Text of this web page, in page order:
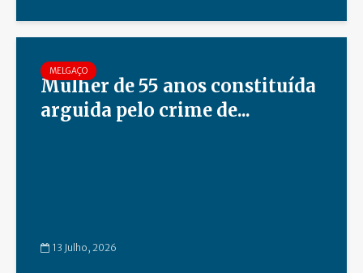
MELGAÇO
Mulher de 55 anos constituída
arguida pelo crime de...
13 Julho, 2026